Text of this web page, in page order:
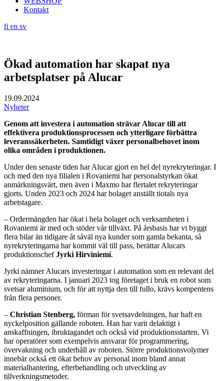
Kontakt
fi en sv
Ökad automation har skapat nya
arbetsplatser på Alucar
19.09.2024
Nyheter
Genom att investera i automation strävar Alucar till att
effektivera produktionsprocessen och ytterligare förbättra
leveranssäkerheten. Samtidigt växer personalbehovet inom
olika områden i produktionen.
Under den senaste tiden har Alucar gjort en hel del nyrekryteringar. I
och med den nya filialen i Rovaniemi har personalstyrkan ökat
anmärkningsvärt, men även i Maxmo har flertalet rekryteringar
gjorts. Unden 2023 och 2024 har bolaget anställt tiotals nya
arbetstagare.
– Ordermängden har ökat i hela bolaget och verksamheten i
Rovaniemi är med och stöder vår tillväxt. På årsbasis har vi byggt
flera bilar än tidigare åt såväl nya kunder som gamla bekanta, så
nyrekryteringarna har kommit väl till pass, berättar Alucars
produktionschefJyrki Hirviniemi.
Jyrki nämner Alucars investeringar i automation som en relevant del
av rekryteringarna. I januari 2023 tog företaget i bruk en robot som
svetsar aluminium, och för att nyttja den till fullo, krävs kompentens
från flera personer.
– Christian Stenberg, förman för svetsavdelningen, har haft en
nyckelposition gällande roboten. Han har varit delaktigt i
anskaffningen, ibruktagandet och också vid produktionsstarten. Vi
har operatörer som exempelvis ansvarar för programmering,
övervakning och underhåll av roboten. Större produktionsvolymer
innebär också ett ökat behov av personal inom bland annat
materialhantering, efterbehandling och utveckling av
tillverkningsmetoder.